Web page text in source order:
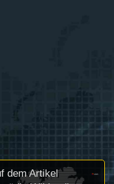
dem Artikel